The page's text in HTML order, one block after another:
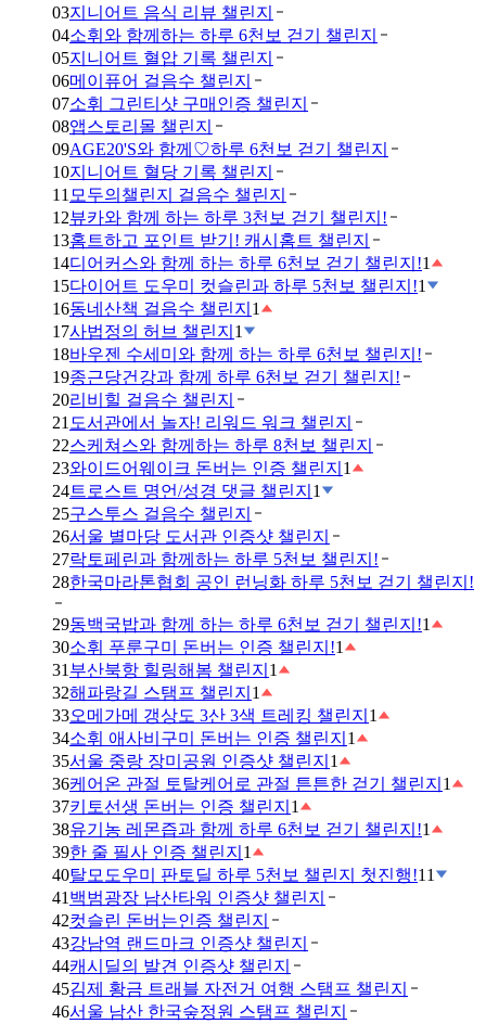
03지니어트 음식 리뷰 챌린지
04소휘와 함께하는 하루 6천보 걷기 챌린지
05지니어트 혈압 기록 챌린지
06메이퓨어 걸음수 챌린지
07소휘 그린티샷 구매인증 챌린지
08앱스토리몰 챌린지
09AGE20'S와 함께♡하루 6천보 걷기 챌린지
10지니어트 혈당 기록 챌린지
11 모두의챌린지 걸음수 챌린지
12뷰카와 함께 하는 하루 3천보 걷기 챌린지!
13홈트하고 포인트 받기! 캐시홈트 챌린지
14디어커스와 함께 하는 하루 6천보 걷기 챌린지!1
15다이어트 도우미 컷슬린과 하루 5천보 챌린지!1
16동네산책 걸음수 챌린지 1
17사법정의 허브 챌린지 1
18바우젠 수세미와 함께 하는 하루 6천보 챌린지!
19종근당건강과 함께 하루 6천보 걷기 챌린지!
20리비힐 걸음수 챌린지
21 도서관에서 놀자! 리워드 워크 챌린지
22스케쳐스와 함께하는 하루 8천보 챌린지
23와이드어웨이크 돈버는 인증 챌린지 1
24트로스트 명언/성경 댓글 챌린지 1
25구스투스 걸음수 챌린지
26서울 별마당 도서관 인증샷 챌린지
27락토페린과 함께하는 하루 5천보 챌린지!
28한국마라톤협회 공인 런닝화 하루 5천보 걷기 챌린지!
29동백국밥과 함께 하는 하루 6천보 걷기 챌린지!1
30소휘 푸룬구미 돈버는 인증 챌린지!1
31 부산북항 힐링해봄 챌린지 1
32해파랑길 스탬프 챌린지 1
33오메가메 갱상도 3산 3색 트레킹 챌린지 1
34소휘 애사비구미 돈버는 인증 챌린지 1
35서울 중랑 장미공원 인증샷 챌린지 1
36케어온 관절 토탈케어로 관절 튼튼한 걷기 챌린지 1
37키토선생 돈버는 인증 챌린지 1
38유기농 레몬즙과 함께 하루 6천보 걷기 챌린지!1
39한 줄 필사 인증 챌린지 1
40탈모도우미 판토딜 하루 5천보 챌린지 첫진행!11
41 백범광장 남산타워 인증샷 챌린지
42컷슬린 돈버는인증 챌린지
43강남역 랜드마크 인증샷 챌린지
44캐시딜의 발견 인증샷 챌린지
45김제 황금 트래블 자전거 여행 스탬프 챌린지
46서울 남산 한국숲정원 스탬프 챌린지